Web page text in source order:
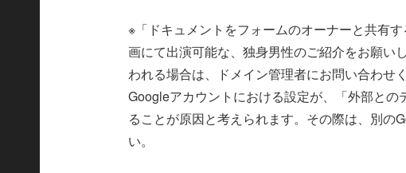
※「ドキュメントをフォームのオーナーと共有
画にて出演可能な、独身男性のご紹介をお願い
われる場合は、ドメイン管理者にお問い合わせ
Googleアカウントにおける設定が、「外部と
ることが原因と考えられます。その際は、別の
い。